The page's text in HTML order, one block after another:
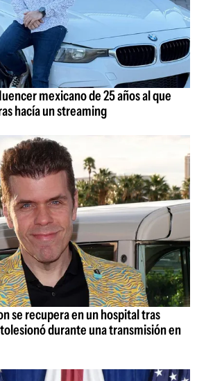
mexicano de 25 años al que
hacía un streaming
se recupera en un hospital tras
durante una transmisión en